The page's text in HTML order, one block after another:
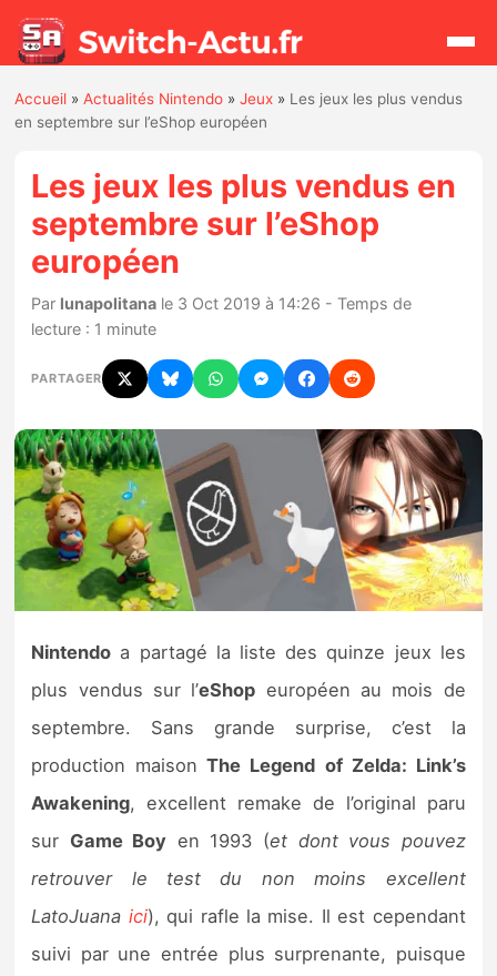
Actualités
Jeux
Hardware
Mises à jour
Chiffres de ventes
Rumeurs
Nintendo Direct
Tests et previews
Tests de jeux
Tests d’accessoires
Autres tests
Previews
Précommandes
Précommandes jeux Switch 2
Accueil »Actualités Nintendo »Jeux » Les jeux les plus vendus
en septembre sur l’eShop européen
Les jeux les plus vendus en
septembre sur l’eShop
européen
Par lunapolitana le 3 Oct 2019 à 14:26 - Temps de
lecture : 1 minute
PARTAGER
Nintendo a partagé la liste des quinze jeux les
plus vendus sur l’eShop européen au mois de
septembre. Sans grande surprise, c’est la
production maison The Legend of Zelda: Link’s
Awakening, excellent remake de l’original paru
sur Game Boy en 1993 (et dont vous pouvez
retrouver le test du non moins excellent
LatoJuana ici), qui rafle la mise. Il est cependant
suivi par une entrée plus surprenante, puisque